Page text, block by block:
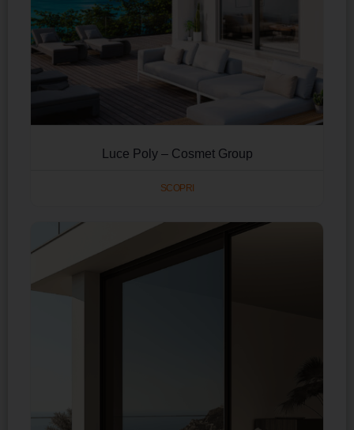
Luce Poly – Cosmet Group
SCOPRI